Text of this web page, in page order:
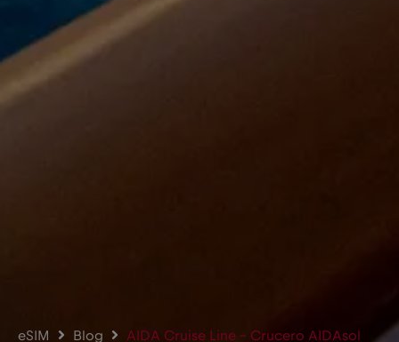
eSIM Blog AIDA Cruise Line – Crucero AIDAsol